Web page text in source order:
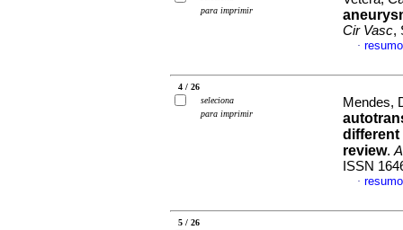
para imprimir
Cir Vasc,
·
4 / 26
seleciona
para imprimir
Mendes,
different
review.
ISSN
·
5 / 26